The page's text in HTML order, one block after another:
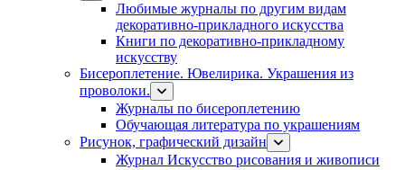
Любимые журналы по другим видам
декоративно-прикладного искусства
Книги по декоративно-прикладному
искусству
Бисероплетение. Ювелирика. Украшения из
проволоки.
Журналы по бисероплетению
Обучающая литература по украшениям
Рисунок, графический дизайн
Журнал Искусство рисования и живописи